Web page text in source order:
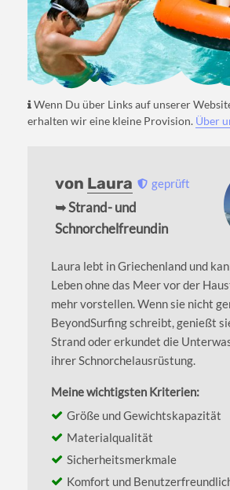
Wenn Du über Links auf unserer
erhalten wir eine kleine Provision. Über
von Laura geprüft
➥ Strand- und
Schnorchelfreundin
Laura lebt in Griechenland und
Leben ohne das Meer vor der
mehr vorstellen. Wenn sie nicht
BeyondSurfing schreibt, genießt
Strand oder erkundet die
ihrer Schnorchelausrüstung.
Meine wichtigsten Kriterien:
Größe und Gewichtskapazität
Materialqualität
Sicherheitsmerkmale
Komfort und